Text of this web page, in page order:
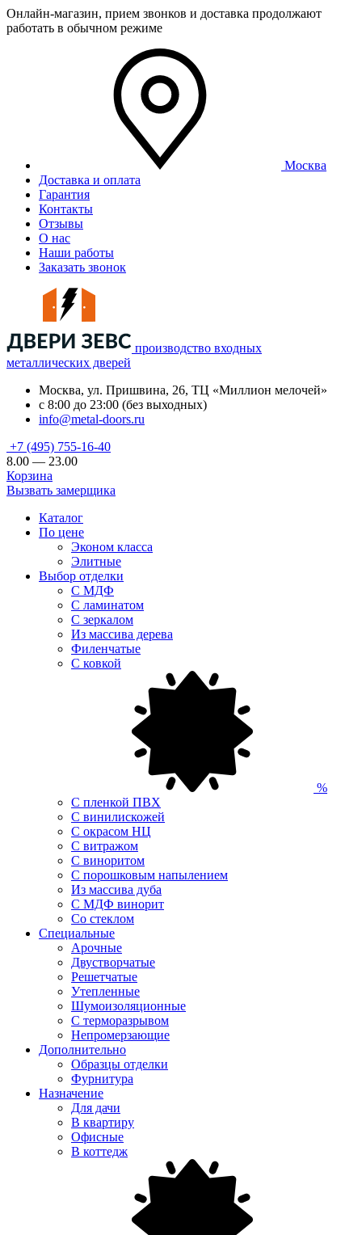
Онлайн-магазин, прием звонков и доставка продолжают
работать в обычном режиме
Москва
Доставка и оплата
Гарантия
Контакты
Отзывы
О нас
Наши работы
Заказать звонок
производство входных
металлических дверей
Москва, ул. Пришвина, 26, ТЦ «Миллион мелочей»
с 8:00 до 23:00 (без выходных)
info@metal-doors.ru
+7 (495) 755-16-40
8.00 — 23.00
Корзина
Вызвать замерщика
Каталог
По цене
Эконом класса
Элитные
Выбор отделки
С МДФ
С ламинатом
С зеркалом
Из массива дерева
Филенчатые
С ковкой
%
С пленкой ПВХ
С винилискожей
С окрасом НЦ
С витражом
С виноритом
С порошковым напылением
Из массива дуба
С МДФ винорит
Со стеклом
Специальные
Арочные
Двустворчатые
Решетчатые
Утепленные
Шумоизоляционные
С терморазрывом
Непромерзающие
Дополнительно
Образцы отделки
Фурнитура
Назначение
Для дачи
В квартиру
Офисные
В коттедж